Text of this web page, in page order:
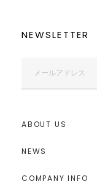
NEWSLETTER
ABOUT US
NEWS
COMPANY INFO